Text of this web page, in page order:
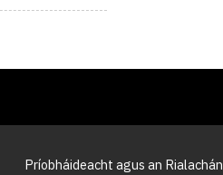
Príobháideacht agus an Rialachán